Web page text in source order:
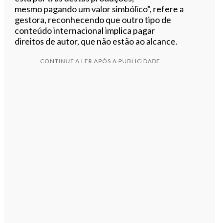
mesmo pagando um valor simbólico”, refere a
gestora, reconhecendo que outro tipo de
conteúdo internacional implica pagar
direitos de autor, que não estão ao alcance.
CONTINUE A LER APÓS A PUBLICIDADE